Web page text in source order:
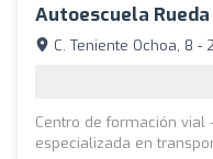
Autoescuela
C. Teniente Ochoa, 8 -
Centro de formación vial
especializada en